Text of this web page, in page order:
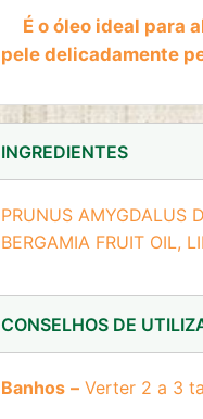
É o óleo ideal para
pele delicadamente
INGREDIENTES
PRUNUS AMYGDALUS
BERGAMIA FRUIT OIL,
CONSELHOS DE
Banhos – Verter 2 a 3